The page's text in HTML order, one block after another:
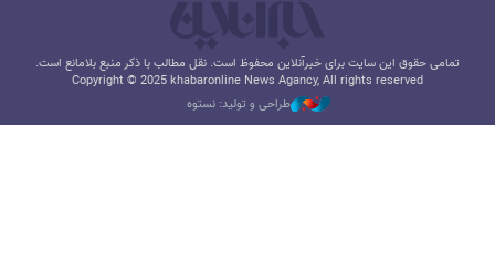
تمامی حقوق این سایت برای خبرآنلاین محفوظ است. نقل مطالب با ذکر منبع بلامانع است.
Copyright © 2025 khabaronline News Agancy, All rights reserved
طراحی و تولید: نستوه